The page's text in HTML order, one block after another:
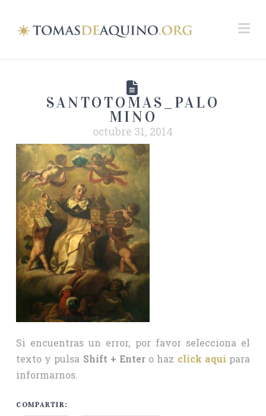
SANTOTOMAS_PALO
MINO
octubre 31, 2014
Si encuentras un error, por favor selecciona el
texto y pulsa Shift + Enter o haz click aquí para
informarnos.
COMPARTIR: